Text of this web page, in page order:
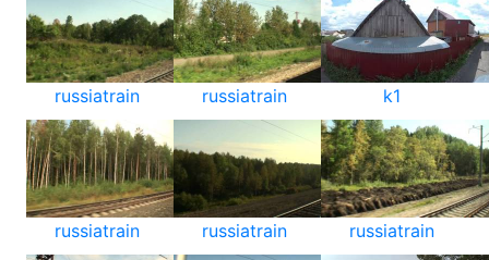
russiatrain russiatrain k1
russiatrain russiatrain russiatrain